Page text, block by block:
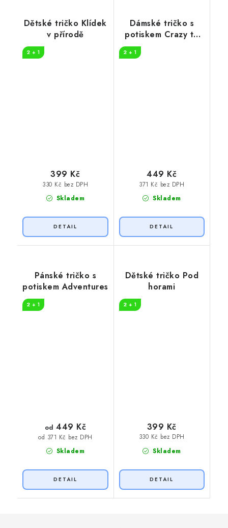
Dětské tričko Klídek
v přírodě
2 + 1
Skladem
330 Kč bez DPH
399 Kč
Dámské tričko s
potiskem Crazy to
2 + 1
Skladem
371 Kč bez DPH
449 Kč
Pánské tričko s
potiskem Adventures
2 + 1
Skladem
od 371 Kč bez DPH
od 449 Kč
Dětské tričko Pod
horami
2 + 1
Skladem
330 Kč bez DPH
399 Kč